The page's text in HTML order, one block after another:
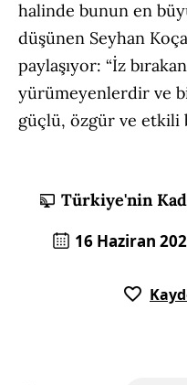
halinde bunun en
düşünen Seyhan
paylaşıyor: “İz
yürümeyenlerdir ve
güçlü, özgür ve etkili
Türkiye'nin
16 Haziran